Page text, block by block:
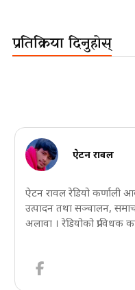
प्रतिक्रिया दिनुहोस्
ऐटन रावल
ऐटन रावल रेडियो कर्णाली
उत्पादन तथा सञ्चालन,
अलावा । रेडियोको